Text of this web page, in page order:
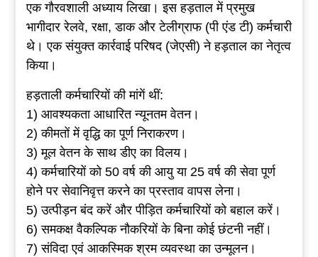
एक गौरवशाली अध्याय लिखा। इस हड़ताल में प्रमुख
भागीदार रेलवे, रक्षा, डाक और टेलीग्राफ (पी एंड टी) कर्मचारी
थे। एक संयुक्त कार्रवाई परिषद (जेएसी) ने हड़ताल का नेतृत्व
किया।
हड़ताली कर्मचारियों की मांगें थीं:
1) आवश्यकता आधारित न्यूनतम वेतन।
2) कीमतों में वृद्धि का पूर्ण निराकरण।
3) मूल वेतन के साथ डीए का विलय।
4) कर्मचारियों को 50 वर्ष की आयु या 25 वर्ष की सेवा पूर्ण
होने पर सेवानिवृत्त करने का प्रस्ताव वापस लेना।
5) उत्पीड़न बंद करें और पीड़ित कर्मचारियों को बहाल करें।
6) समकक्ष वैकल्पिक नौकरियों के बिना कोई छंटनी नहीं।
7) संविदा एवं आकस्मिक श्रम व्यवस्था का उन्मूलन।